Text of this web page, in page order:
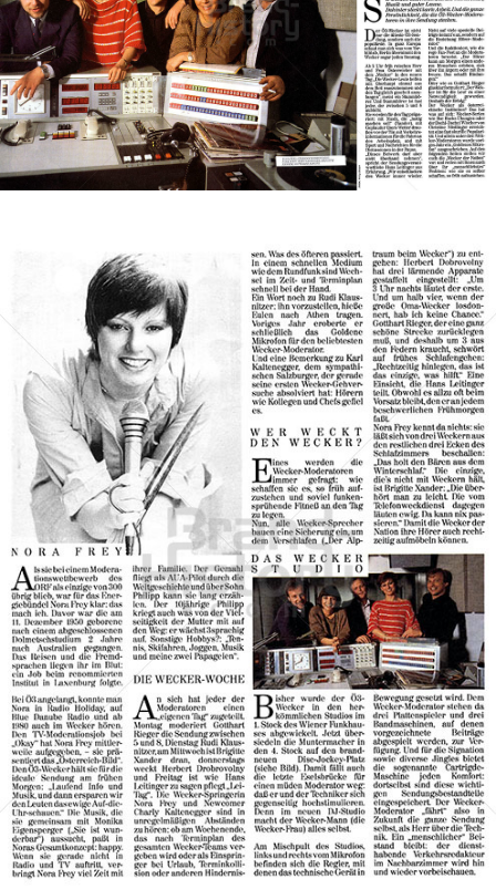
ORF Hitradio Ö3
ORF Österreichischer Rundfunk
1984
Bild-ID: 69823
ORF Hitradio Ö3
ORF Österreichischer Rundfunk
1984